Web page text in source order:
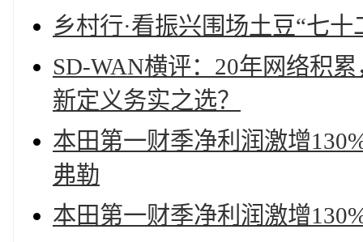
乡村行·看振兴围场土豆“七
SD-WAN横评：20年网络积
新定义务实之选？
本田第一财季净利润激增
弗勒
本田第一财季净利润激增